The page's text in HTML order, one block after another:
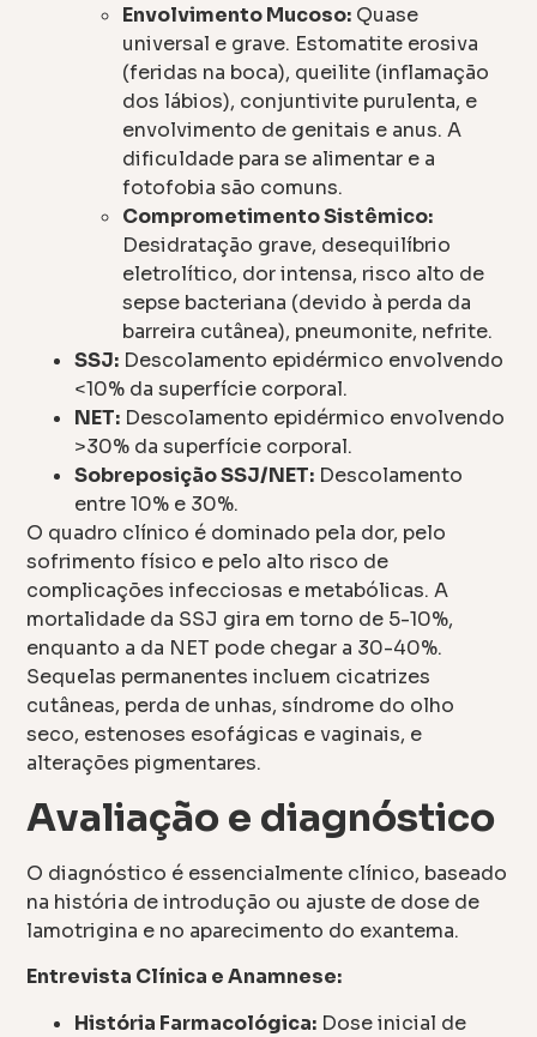
Envolvimento Mucoso: Quase
universal e grave. Estomatite erosiva
(feridas na boca), queilite (inflamação
dos lábios), conjuntivite purulenta, e
envolvimento de genitais e anus. A
dificuldade para se alimentar e a
fotofobia são comuns.
Comprometimento Sistêmico:
Desidratação grave, desequilíbrio
eletrolítico, dor intensa, risco alto de
sepse bacteriana (devido à perda da
barreira cutânea), pneumonite, nefrite.
SSJ: Descolamento epidérmico envolvendo
<10% da superfície corporal.
NET: Descolamento epidérmico envolvendo
>30% da superfície corporal.
Sobreposição SSJ/NET: Descolamento
entre 10% e 30%.
O quadro clínico é dominado pela dor, pelo
sofrimento físico e pelo alto risco de
complicações infecciosas e metabólicas. A
mortalidade da SSJ gira em torno de 5-10%,
enquanto a da NET pode chegar a 30-40%.
Sequelas permanentes incluem cicatrizes
cutâneas, perda de unhas, síndrome do olho
seco, estenoses esofágicas e vaginais, e
alterações pigmentares.
Avaliação e diagnóstico
O diagnóstico é essencialmente clínico, baseado
na história de introdução ou ajuste de dose de
lamotrigina e no aparecimento do exantema.
Entrevista Clínica e Anamnese:
História Farmacológica: Dose inicial de